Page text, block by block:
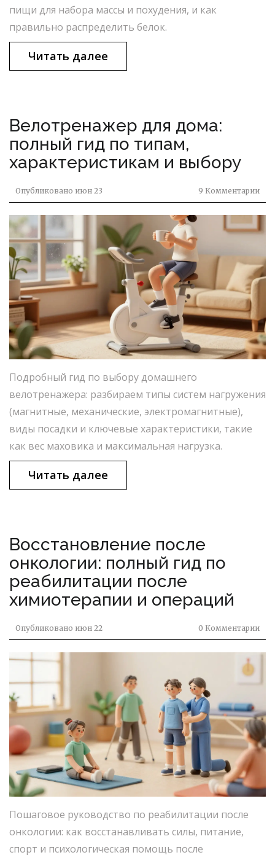
пищи для набора массы и похудения, и как
правильно распределить белок.
Читать далее
Велотренажер для дома:
полный гид по типам,
характеристикам и выбору
Опубликовано июн 23 9 Комментарии
Подробный гид по выбору домашнего
велотренажера: разбираем типы систем нагружения
(магнитные, механические, электромагнитные),
виды посадки и ключевые характеристики, такие
как вес маховика и максимальная нагрузка.
Читать далее
Восстановление после
онкологии: полный гид по
реабилитации после
химиотерапии и операций
Опубликовано июн 22 0 Комментарии
Пошаговое руководство по реабилитации после
онкологии: как восстанавливать силы, питание,
спорт и психологическая помощь после